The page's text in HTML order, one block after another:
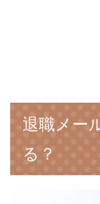
退職メー
る？